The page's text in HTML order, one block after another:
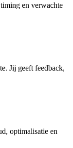
en verwachte
Jij geeft feedback,
optimalisatie en